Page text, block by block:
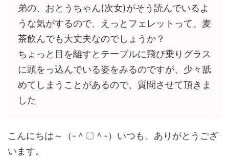
弟の、おとうちゃん(次女)がそう読んでいるよ
うな気がするので、えっとフェレットって、麦
茶飲んでも大丈夫なのでしょうか？
ちょっと目を離すとテーブルに飛び乗りグラス
に頭をっ込んでいる姿をみるのですが、少々舐
めてしまうことがあるので、質問させて頂きま
した
こんにちは～（-＾〇＾-）いつも、ありがとうござ
います。